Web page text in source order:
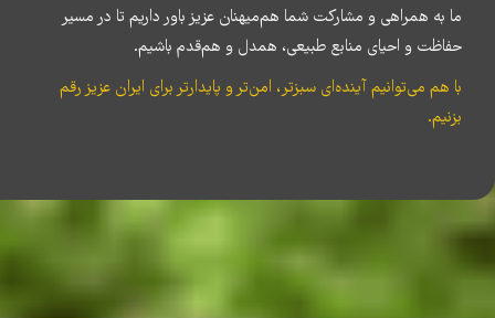
ما به همراهی و مشارکت شما هم‌میهنان عزیز باور داریم تا در مسیر
حفاظت و احیای منابع طبیعی، همدل و هم‌قدم باشیم.
با هم می‌توانیم آینده‌ای سبزتر، امن‌تر و پایدارتر برای ایران عزیز رقم
بزنیم.